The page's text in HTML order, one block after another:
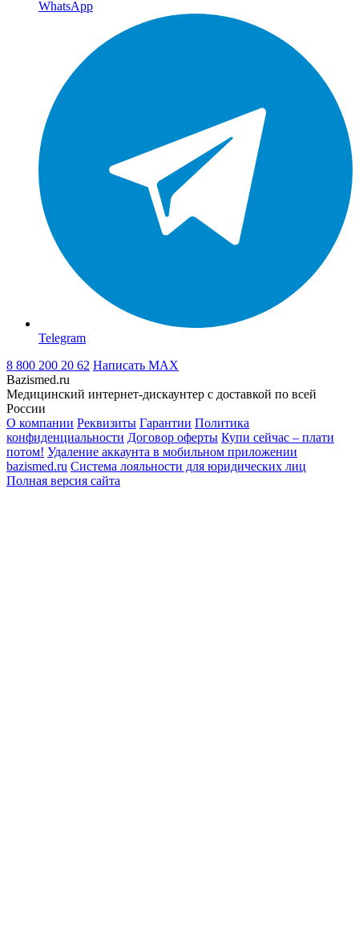
WhatsApp
Telegram
8 800 200 20 62 Написать MAX
Bazismed.ru
Медицинский интернет-дискаунтер с доставкой по всей
России
О компании Реквизиты Гарантии Политика
конфиденциальности Договор оферты Купи сейчас – плати
потом! Удаление аккаунта в мобильном приложении
bazismed.ru Система лояльности для юридических лиц
Полная версия сайта